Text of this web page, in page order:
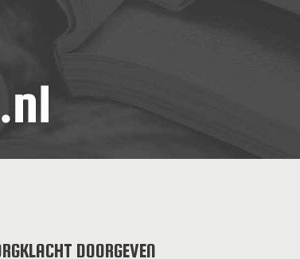
DOORGEVEN